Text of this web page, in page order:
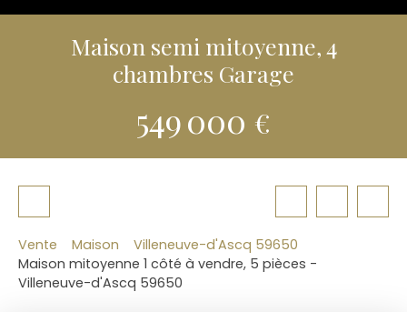
Maison semi mitoyenne, 4
chambres Garage
549 000 €
Vente Maison
Villeneuve-d'Ascq 59650
Maison mitoyenne 1 côté à vendre, 5 pièces -
Villeneuve-d'Ascq 59650